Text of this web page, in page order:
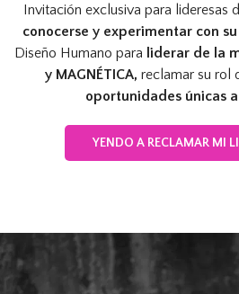
Invitación exclusiva para lideresas
conocerse y experimentar con
Diseño Humano para liderar de la
y MAGNÉTICA, reclamar su rol
oportunidades únicas
YENDO A RECLAMAR MI